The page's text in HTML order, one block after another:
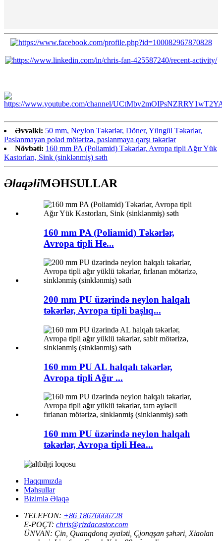
Əvvəlki: 50 mm, Neylon Təkərlər, Döner, Yüngül Təkərlər,
Paslanmayan polad mötərizə, paslanmaya qarşı təkərlər
Növbəti: 160 mm PA (Poliamid) Təkərlər, Avropa tipli Ağır Yük
Kastorları, Sink (sinklənmiş) səth
ƏlaqəliMƏHSULLAR
160 mm PA (Poliamid) Təkərlər,
Avropa tipli He...
200 mm PU üzərində neylon halqalı
təkərlər, Avropa tipli başlıq...
160 mm PU AL halqalı təkərlər,
Avropa tipli Ağır ...
160 mm PU üzərində neylon halqalı
təkərlər, Avropa tipli Hea...
Haqqımızda
Məhsullar
Bizimlə Əlaqə
TELEFON: +86 18676666728
E-POÇT: chris@rizdacastor.com
ÜNVAN: Çin, Quanqdonq əyaləti, Çjonqşan şəhəri, Xiaolan